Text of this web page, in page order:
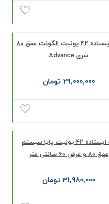
رک ايستاده 42 يونيت الگونت عمق 80
سری Advance
29,000,000 تومان
رک ایستاده 42 یونیت پایا سیستم
عمق 80 و عرض 60 سانتی‌ متر
31,980,000 تومان